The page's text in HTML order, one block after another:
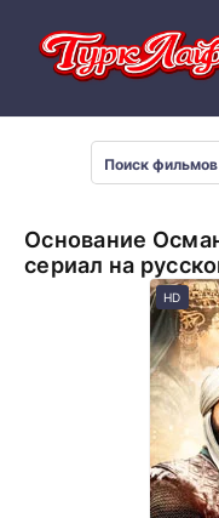
Основание
сериал на
HD